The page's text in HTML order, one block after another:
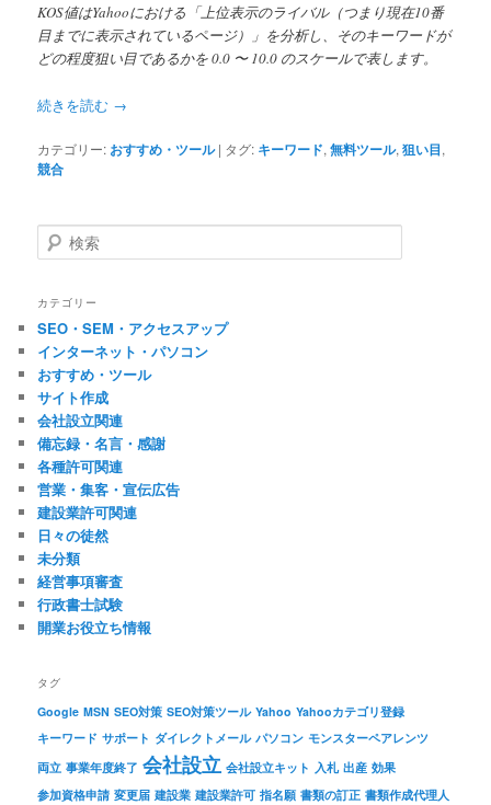
KOS値はYahooにおける「上位表示のライバル（つまり現在10番
目までに表示されているページ）」を分析し、そのキーワードが
どの程度狙い目であるかを 0.0 〜 10.0 のスケールで表します。
続きを読む →
カテゴリー: おすすめ・ツール | タグ: キーワード,無料ツール,狙い目,
競合
検
索
カテゴリー
SEO・SEM・アクセスアップ
インターネット・パソコン
おすすめ・ツール
サイト作成
会社設立関連
備忘録・名言・感謝
各種許可関連
営業・集客・宣伝広告
建設業許可関連
日々の徒然
未分類
経営事項審査
行政書士試験
開業お役立ち情報
タグ
Google MSN SEO対策 SEO対策ツール Yahoo Yahooカテゴリ登録
キーワード サポート ダイレクトメール パソコン モンスターペアレンツ
両立 事業年度終了 会社設立 会社設立キット 入札 出産 効果
参加資格申請 変更届 建設業 建設業許可 指名願 書類の訂正 書類作成代理人